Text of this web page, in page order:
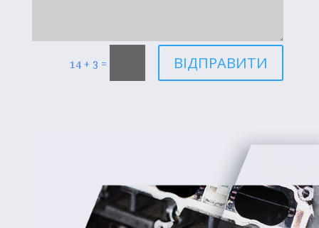
14 + 3 = ВІДПРАВИТИ